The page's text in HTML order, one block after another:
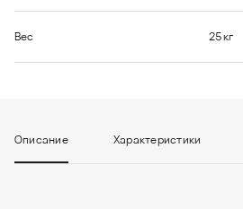
Вес 25 кг
Описание Характеристики